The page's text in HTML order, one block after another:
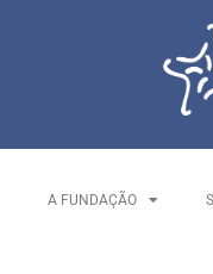
A FUNDAÇÃO